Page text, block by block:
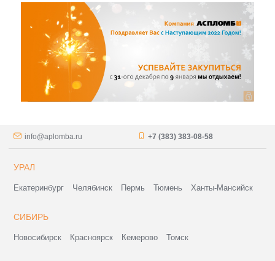
info@aplomba.ru +7 (383) 383-08-58
УРАЛ
Екатеринбург Челябинск Пермь Тюмень Ханты-Мансийск
СИБИРЬ
Новосибирск Красноярск Кемерово Томск